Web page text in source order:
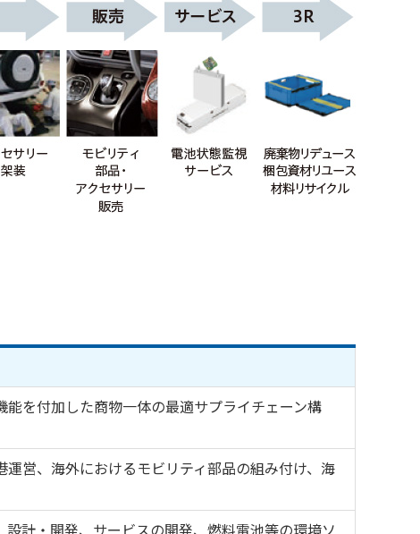
を付加した商物一体の最適サプライチェーン構
営、海外におけるモビリティ部品の組み付け、海
計・開発、サービスの開発、燃料電池等の環境ソ